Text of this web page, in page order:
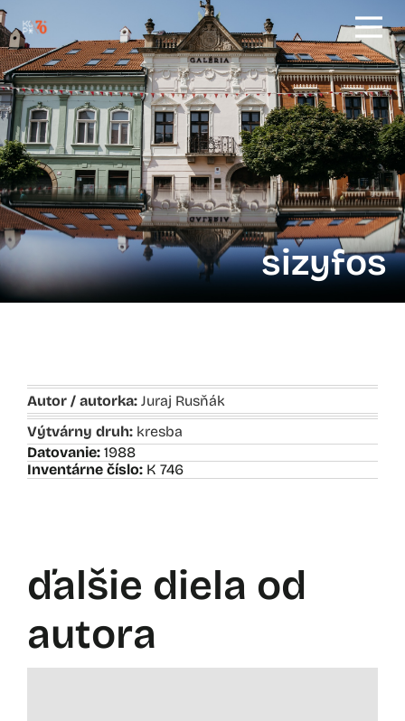
sizyfos
Autor / autorka: Juraj Rusňák
Výtvárny druh: kresba
Datovanie: 1988
Inventárne číslo: K 746
ďalšie diela od
autora